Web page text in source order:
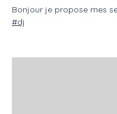
Bonjour je propose mes
#dj